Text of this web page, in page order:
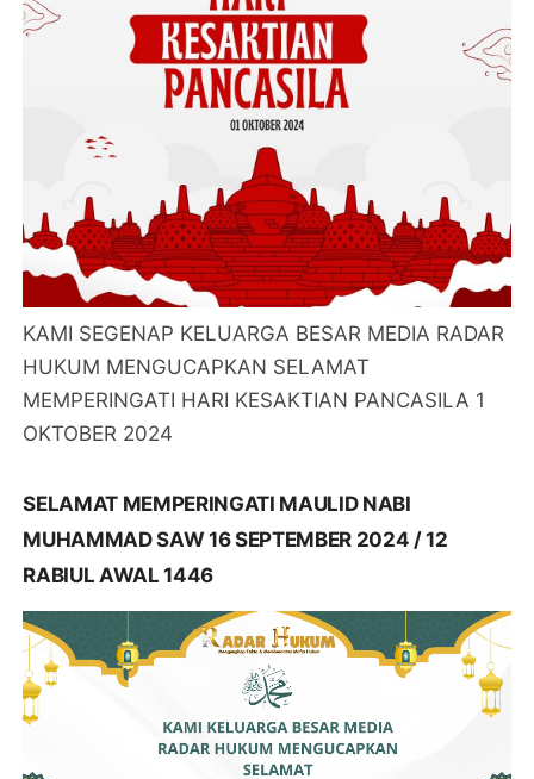
KAMI SEGENAP KELUARGA BESAR MEDIA RADAR
HUKUM MENGUCAPKAN SELAMAT
MEMPERINGATI HARI KESAKTIAN PANCASILA 1
OKTOBER 2024
SELAMAT MEMPERINGATI MAULID NABI
MUHAMMAD SAW 16 SEPTEMBER 2024 / 12
RABIUL AWAL 1446